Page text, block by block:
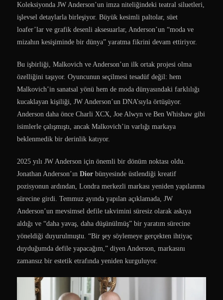
Koleksiyonda JW Anderson’un imza niteliğindeki teatral siluetleri,
işlevsel detaylarla birleşiyor. Büyük kesimli paltolar, süet
loafer’lar ve grafik desenli aksesuarlar, Anderson’un “moda ve
mizahın kesişiminde bir dünya” yaratma fikrini devam ettiriyor.
Bu işbirliği, Malkovich ve Anderson’un ilk ortak projesi olma
özelliğini taşıyor. Oyuncunun seçilmesi tesadüf değil: hem
Malkovich’in sanatsal yönü hem de moda dünyasındaki farklılığı
kucaklayan kişiliği, JW Anderson’un DNA’sıyla örtüşüyor.
Anderson daha önce Charli XCX, Joe Alwyn ve Ben Whishaw gibi
isimlerle çalışmıştı, ancak Malkovich’in varlığı markaya
beklenmedik bir derinlik katıyor.
2025 yılı JW Anderson için önemli bir dönüm noktası oldu.
Jonathan Anderson’ın Dior bünyesinde üstlendiği kreatif
pozisyonun ardından, Londra merkezli markası yeniden yapılanma
sürecine girdi. Temmuz ayında yapılan açıklamada, JW
Anderson’un mevsimsel defile takvimini süresiz olarak askıya
aldığı ve “daha yavaş, daha düşünülmüş” bir yaratım sürecine
yöneldiği duyurulmuştu. “Bir şey söylemeye gerçekten ihtiyaç
duyduğumda defile yapacağım,” diyen Anderson, markasını
zamansız bir estetik etrafında yeniden kurguluyor.